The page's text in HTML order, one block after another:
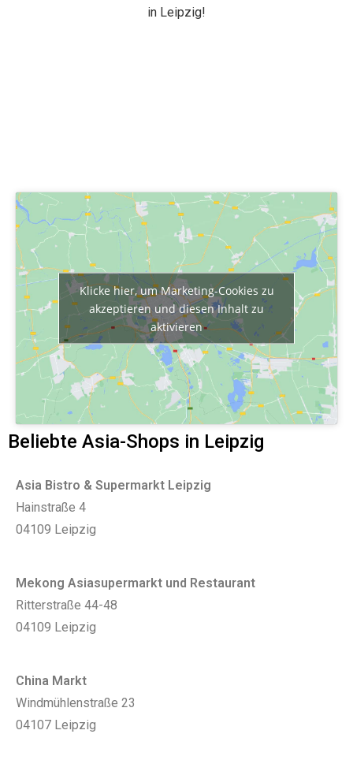
in Leipzig!
Klicke hier, um Marketing-Cookies zu
akzeptieren und diesen Inhalt zu
aktivieren
Beliebte Asia-Shops in Leipzig
Asia Bistro & Supermarkt Leipzig
Hainstraße 4
04109 Leipzig
Mekong Asiasupermarkt und Restaurant
Ritterstraße 44-48
04109 Leipzig
China Markt
Windmühlenstraße 23
04107 Leipzig